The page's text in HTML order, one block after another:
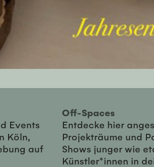
Events
Köln,
auf
Off-Spaces
Entdecke hier
Projekträume und
Shows junger wie
Künstler*innen in